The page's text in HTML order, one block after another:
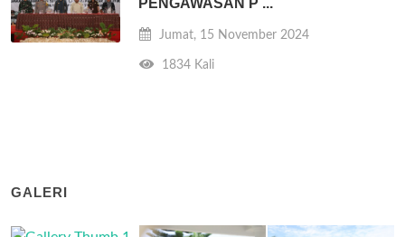
PENGAWASAN P ...
Jumat, 15 November 2024
1834 Kali
GALERI